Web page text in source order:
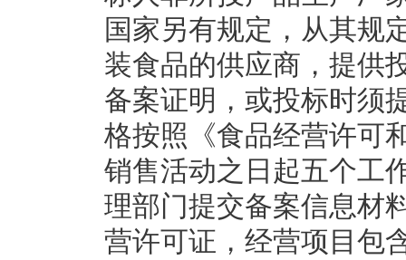
国家另有规定，从其规
装食品的供应商，提供
备案证明，或投标时须
格按照《食品经营许可
销售活动之日起五个工
理部门提交备案信息材
营许可证，经营项目包